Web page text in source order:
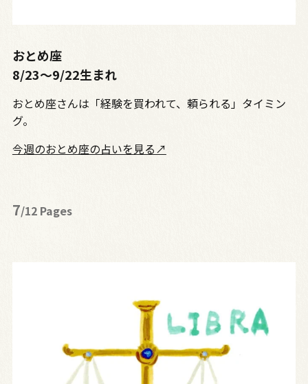
おとめ座
8/23〜9/22生まれ
おとめ座さんは「経験を買われて、頼られる」タイミン
グ。
今週のおとめ座の占いを見る↗
7/12 Pages